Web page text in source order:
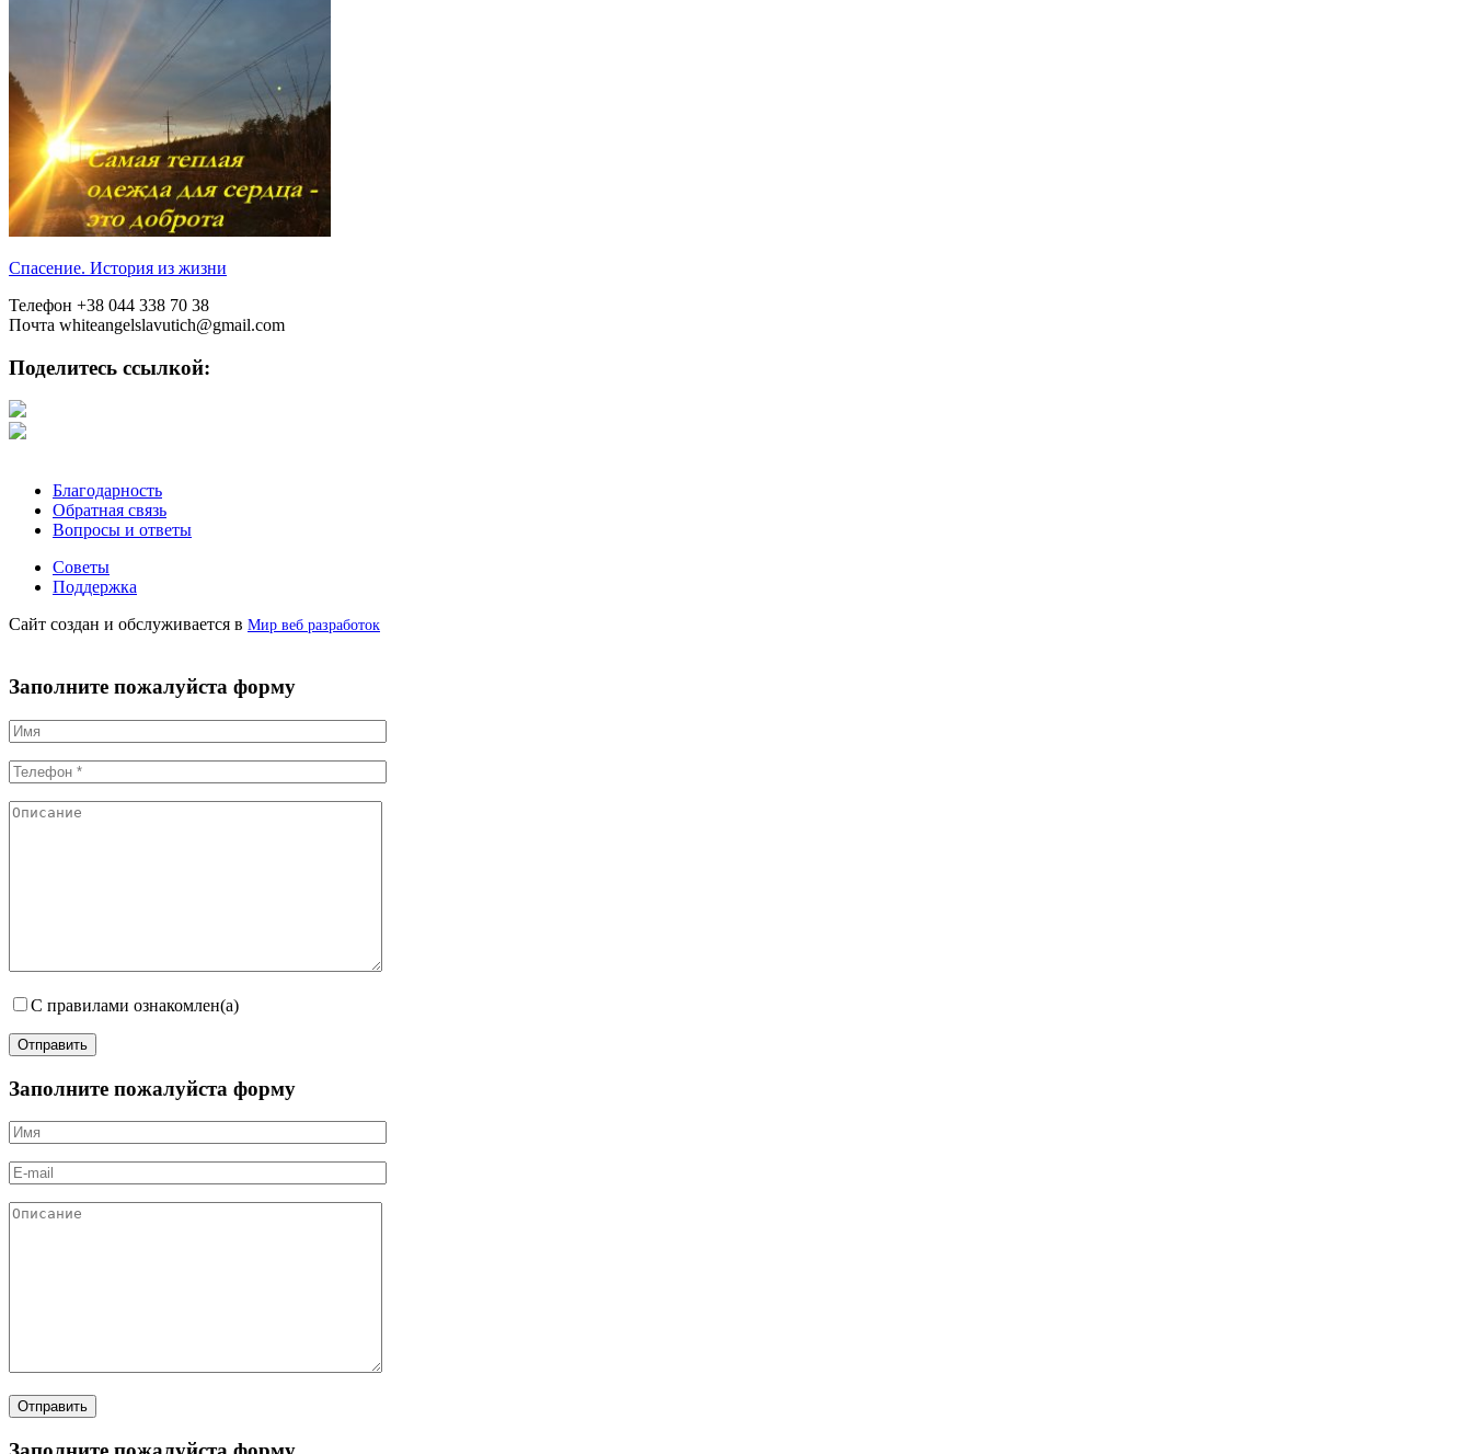
Спасение. История из жизни
Телефон +38 044 338 70 38
Почта whiteangelslavutich@gmail.com
Поделитесь ссылкой:
Благодарность
Обратная связь
Вопросы и ответы
Советы
Поддержка
Сайт создан и обслуживается в Мир веб разработок
Заполните пожалуйста форму
С правилами ознакомлен(а)
Заполните пожалуйста форму